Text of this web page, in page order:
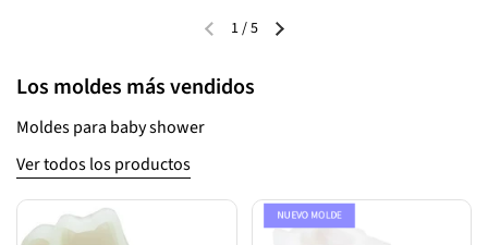
1/5
Los moldes más vendidos
Moldes para baby shower
Ver todos los productos
NUEVO MOLDE